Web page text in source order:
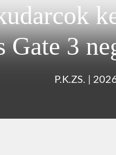
Gate 3
P.K.ZS.